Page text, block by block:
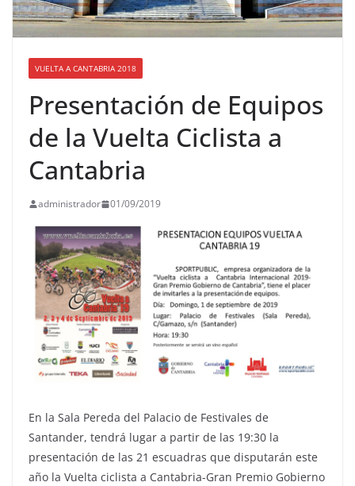
VUELTA A CANTABRIA 2018
Presentación de Equipos
de la Vuelta Ciclista a
Cantabria
administrador 01/09/2019
En la Sala Pereda del Palacio de Festivales de
Santander, tendrá lugar a partir de las 19:30 la
presentación de las 21 escuadras que disputarán este
año la Vuelta ciclista a Cantabria-Gran Premio Gobierno